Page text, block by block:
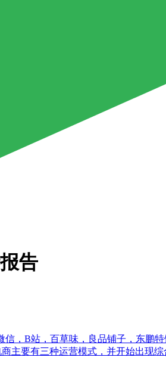
告
，B站，百草味，良品铺子，东鹏
主要有三种运营模式，并开始出现